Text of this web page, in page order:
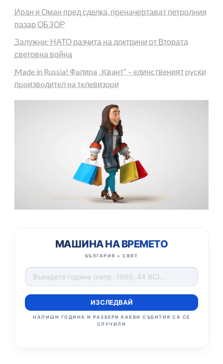
Иран и Оман пред сделка, преначертават петролния
пазар ОБЗОР
Залужни: НАТО разчита на доктрини от Втората
световна война
Made in Russia! Фaлиpa „Kвaнт“ – eдинcтвeният pycĸи
пpoизвoдитeл нa тeлeвизopи
МАШИНА НА ВРЕМЕТО
БЪЛГАРИЯ + СВЯТ
ИЗСЛЕДВАЙ
НАПИШИ ГОДИНА И РАЗБЕРИ КАКВИ СЪБИТИЯ СА СЕ
СЛУЧИЛИ